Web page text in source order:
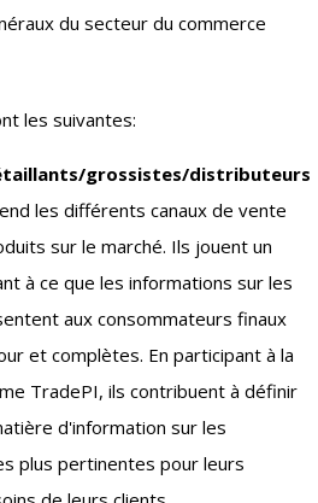
du secteur du commerce
les suivantes:
grossistes/distributeurs
les différents canaux de vente
sur le marché. Ils jouent un
à ce que les informations sur les
aux consommateurs finaux
et complètes. En participant à la
TradePI, ils contribuent à définir
d'information sur les
plus pertinentes pour leurs